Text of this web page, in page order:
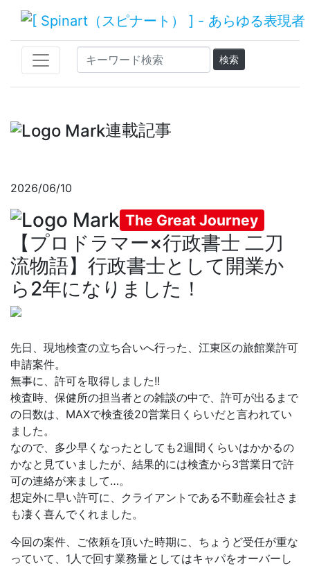
連載記事
2026/06/10
The Great Journey
【プロドラマー×行政書士 二刀
流物語】行政書士として開業か
ら2年になりました！
先日、現地検査の立ち合いへ行った、江東区の旅館業許可
申請案件。
無事に、許可を取得しました!!
検査時、保健所の担当者との雑談の中で、許可が出るまで
の日数は、MAXで検査後20営業日くらいだと言われてい
ました。
なので、多少早くなったとしても2週間くらいはかかるの
かなと見ていましたが、結果的には検査から3営業日で許
可の連絡が来まして…。
想定外に早い許可に、クライアントである不動産会社さま
も凄く喜んでくれました。
今回の案件、ご依頼を頂いた時期に、ちょうど受任が重な
っていて、1人で回す業務量としてはキャパをオーバーし